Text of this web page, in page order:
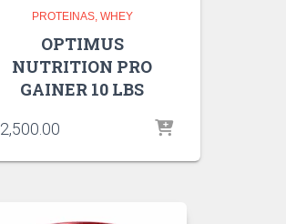
PROTEINAS WHEY
OPTIMUS
NUTRITION PRO
GAINER 10 LBS
2,500.00